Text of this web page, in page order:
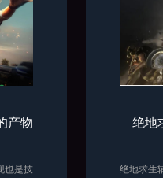
产物
也是技
绝地
绝地求生